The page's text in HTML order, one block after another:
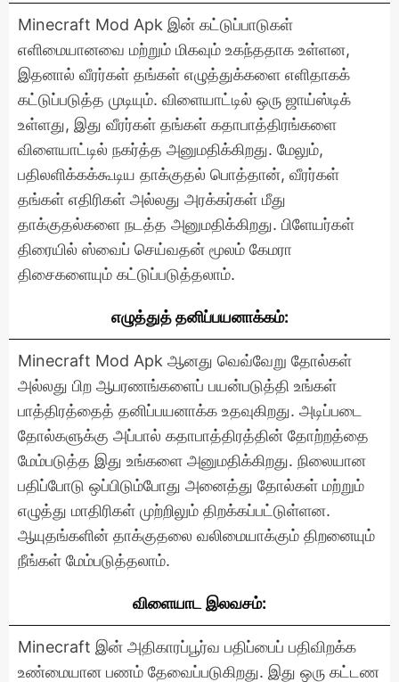
Minecraft Mod Apk இன் கட்டுப்பாடுகள்
எளிமையானவை மற்றும் மிகவும் உகந்ததாக உள்ளன,
இதனால் வீரர்கள் தங்கள் எழுத்துக்களை எளிதாகக்
கட்டுப்படுத்த முடியும். விளையாட்டில் ஒரு ஜாய்ஸ்டிக்
உள்ளது, இது வீரர்கள் தங்கள் கதாபாத்திரங்களை
விளையாட்டில் நகர்த்த அனுமதிக்கிறது. மேலும்,
பதிலளிக்கக்கூடிய தாக்குதல் பொத்தான், வீரர்கள்
தங்கள் எதிரிகள் அல்லது அரக்கர்கள் மீது
தாக்குதல்களை நடத்த அனுமதிக்கிறது. பிளேயர்கள்
திரையில் ஸ்வைப் செய்வதன் மூலம் கேமரா
திசைகளையும் கட்டுப்படுத்தலாம்.
எழுத்துத் தனிப்பயனாக்கம்:
Minecraft Mod Apk ஆனது வெவ்வேறு தோல்கள்
அல்லது பிற ஆபரணங்களைப் பயன்படுத்தி உங்கள்
பாத்திரத்தைத் தனிப்பயனாக்க உதவுகிறது. அடிப்படை
தோல்களுக்கு அப்பால் கதாபாத்திரத்தின் தோற்றத்தை
மேம்படுத்த இது உங்களை அனுமதிக்கிறது. நிலையான
பதிப்போடு ஒப்பிடும்போது அனைத்து தோல்கள் மற்றும்
எழுத்து மாதிரிகள் முற்றிலும் திறக்கப்பட்டுள்ளன.
ஆயுதங்களின் தாக்குதலை வலிமையாக்கும் திறனையும்
நீங்கள் மேம்படுத்தலாம்.
விளையாட இலவசம்:
Minecraft இன் அதிகாரப்பூர்வ பதிப்பைப் பதிவிறக்க
உண்மையான பணம் தேவைப்படுகிறது. இது ஒரு கட்டண